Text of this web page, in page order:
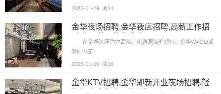
2025-11-29 阅14
金华夜场招聘,金华夜店招聘,高薪工作招
在金华这座活力四溢、机遇满溢的城市，金华WAGO派
对KTV宛
2025-11-29 阅16
金华KTV招聘,金华即新开业夜场招聘,轻